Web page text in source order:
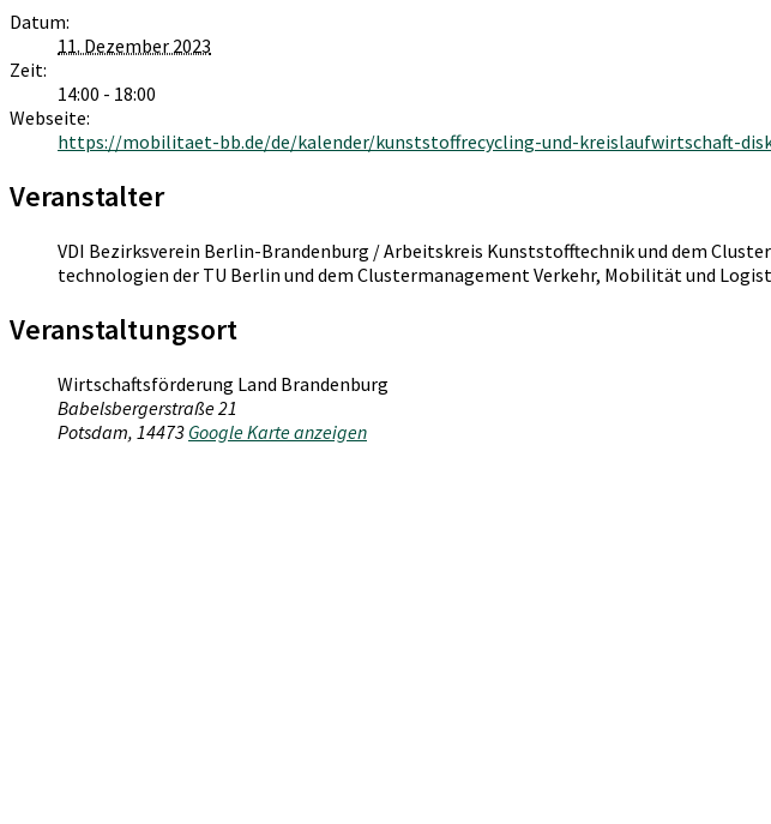
Datum:
11. Dezember 2023
Zeit:
14:00 - 18:00
Webseite:
https://mobilitaet-bb.de/de/kalender/kunststoffrecycling-und-kreislaufwirtschaft-
Veranstalter
VDI Bezirksverein Berlin-Brandenburg / Arbeitskreis Kunststofftechnik und dem
technologien der TU Berlin und dem Clustermanagement Verkehr, Mobilität und
Veranstaltungsort
Wirtschaftsförderung Land Brandenburg
Babelsbergerstraße 21
Potsdam, 14473 Google Karte anzeigen